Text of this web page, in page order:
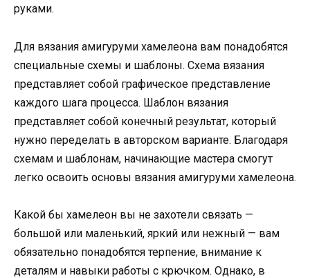
руками.
Для вязания амигуруми хамелеона вам понадобятся
специальные схемы и шаблоны. Схема вязания
представляет собой графическое представление
каждого шага процесса. Шаблон вязания
представляет собой конечный результат, который
нужно переделать в авторском варианте. Благодаря
схемам и шаблонам, начинающие мастера смогут
легко освоить основы вязания амигуруми хамелеона.
Какой бы хамелеон вы не захотели связать —
большой или маленький, яркий или нежный — вам
обязательно понадобятся терпение, внимание к
деталям и навыки работы с крючком. Однако, в